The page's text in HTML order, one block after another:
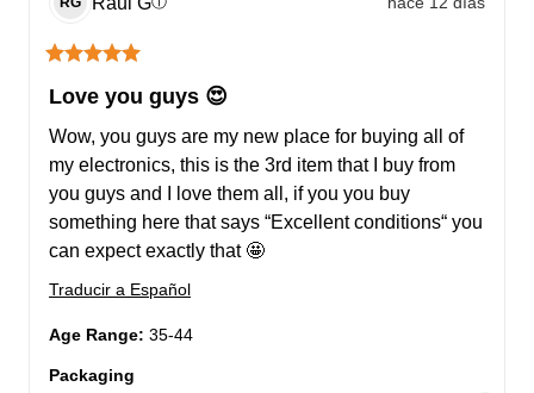
Love you guys 😍
Wow, you guys are my new place for buying all of
my electronics, this is the 3rd item that I buy from
you guys and I love them all, if you you buy
something here that says “Excellent conditions“ you
can expect exactly that 🤩
Traducir a Español
Age Range: 35-44
Packaging